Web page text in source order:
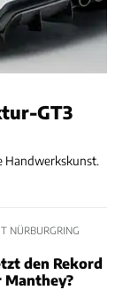
GT3
Handwerkskunst.
NÜRBURGRING
den Rekord
Manthey?